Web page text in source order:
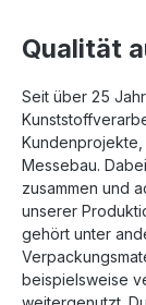
Qualität
Seit über 25
Kundenprojekte,
Messebau.
zusammen und
unserer
gehört unter
beispielsweise